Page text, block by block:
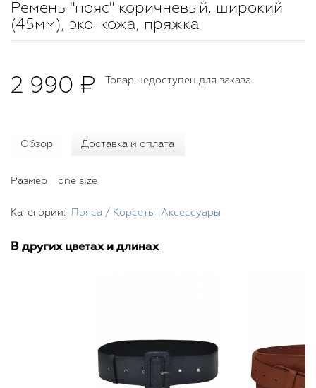
Ремень "пояс" коричневый, широкий
(45мм), эко-кожа, пряжка
2 990 ₽ Товар недоступен для заказа.
Обзор Доставка и оплата
Размер one size
Категории: Пояса / Корсеты Аксессуары
В других цветах и длинах